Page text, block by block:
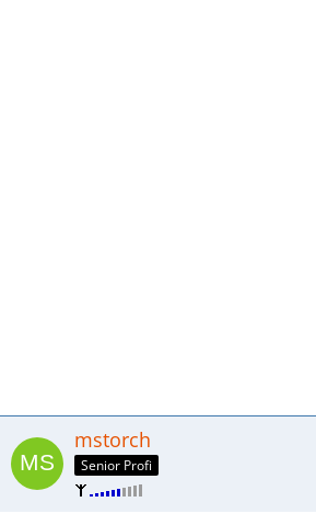
mstorch
Senior Profi